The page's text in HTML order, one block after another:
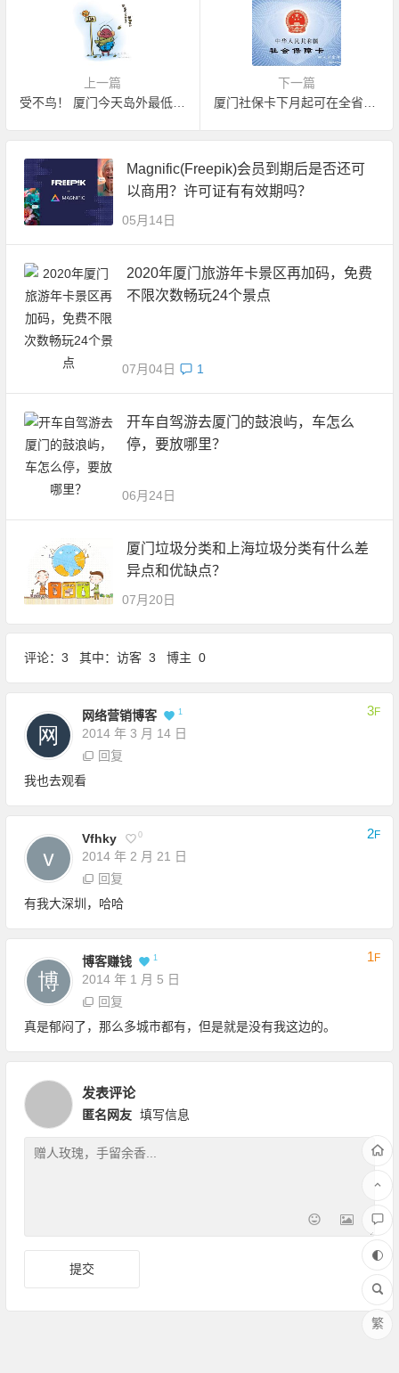
上一篇
受不鸟！ 厦门今天岛外最低温降至3℃
下一篇
厦门社保卡下月起可在全省刷不必再垫付报销
Magnific(Freepik)会员到期后是否还可
以商用？许可证有有效期吗？
05月14日
2020年厦门旅游年卡景区再加码，免费
不限次数畅玩24个景点
07月04日 1
开车自驾游去厦门的鼓浪屿，车怎么
停，要放哪里？
06月24日
厦门垃圾分类和上海垃圾分类有什么差
异点和优缺点？
07月20日
评论：3 其中：访客 3 博主 0
网络营销博客 1
2014 年 3 月 14 日
3F
回复
我也去观看
Vfhky 0
2014 年 2 月 21 日
2F
回复
有我大深圳，哈哈
博客赚钱 1
2014 年 1 月 5 日
1F
回复
真是郁闷了，那么多城市都有，但是就是没有我这边的。
发表评论
匿名网友 填写信息
繁